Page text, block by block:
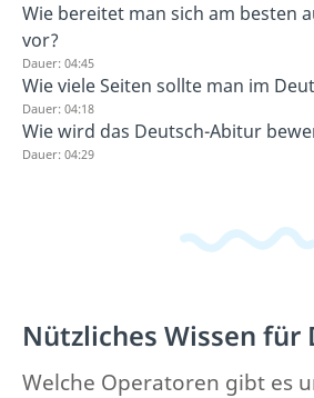
Wie bereitet man sich am besten
vor?
Dauer: 04:45
Wie viele Seiten sollte man im
Dauer: 04:18
Wie wird das Deutsch-Abitur
Dauer: 04:29
Nützliches Wissen für
Welche Operatoren gibt es